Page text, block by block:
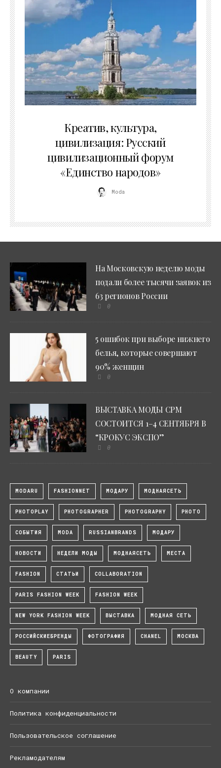
Креатив, культура,
цивилизация: Русский
цивилизационный форум
«Единство народов»
Moda
На Московскую неделю моды
подали более тысячи заявок из
63 регионов России
0
5 ошибок при выборе нижнего
белья, которые совершают
90% женщин
0
ВЫСТАВКА МОДЫ CPM
СОСТОИТСЯ 1–4 СЕНТЯБРЯ В
“КРОКУС ЭКСПО”
0
MODARU FASHIONNET МОДАРУ МОДНАЯСЕТЬ
PHOTOPLAY PHOTOGRAPHER PHOTOGRAPHY PHOTO
СОБЫТИЯ MODA RUSSIANBRANDS МОДАРУ
НОВОСТИ НЕДЕЛИ МОДЫ МОДНАЯСЕТЬ МЕСТА
FASHION СТАТЬИ COLLABORATION
PARIS FASHION WEEK FASHION WEEK
NEW YORK FASHION WEEK ВЫСТАВКА МОДНАЯ СЕТЬ
РОССИЙСКИЕБРЕНДЫ ФОТОГРАФИЯ CHANEL МОСКВА
BEAUTY PARIS
О компании
Политика конфиденциальности
Пользовательское соглашение
Рекламодателям